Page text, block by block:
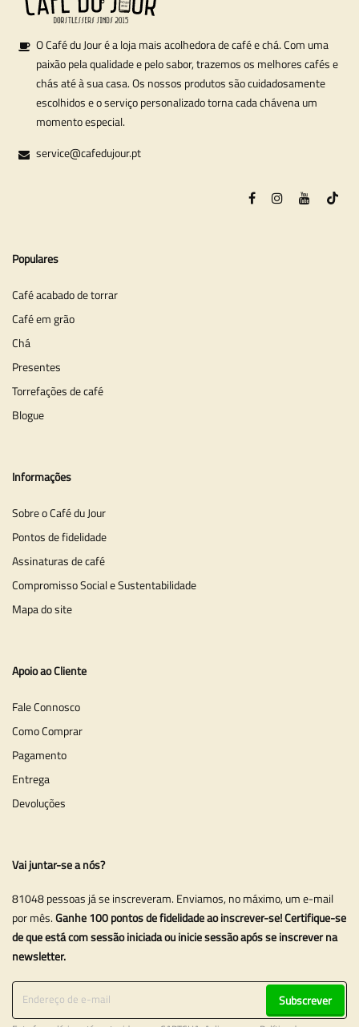
O Café du Jour é a loja mais acolhedora de café e chá. Com uma
paixão pela qualidade e pelo sabor, trazemos os melhores cafés e
chás até à sua casa. Os nossos produtos são cuidadosamente
escolhidos e o serviço personalizado torna cada chávena um
momento especial.
service@cafedujour.pt
Populares
Café acabado de torrar
Café em grão
Chá
Presentes
Torrefações de café
Blogue
Informações
Sobre o Café du Jour
Pontos de fidelidade
Assinaturas de café
Compromisso Social e Sustentabilidade
Mapa do site
Apoio ao Cliente
Fale Connosco
Como Comprar
Pagamento
Entrega
Devoluções
Vai juntar-se a nós?
81048 pessoas já se inscreveram. Enviamos, no máximo, um e-mail
por mês.Ganhe 100 pontos de fidelidade ao inscrever-se! Certifique-se
de que está com sessão iniciada ou inicie sessão após se inscrever na
newsletter.
Subscrever